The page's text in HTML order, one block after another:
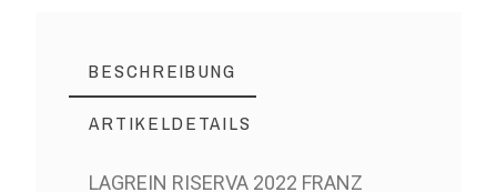
BESCHREIBUNG
ARTIKELDETAILS
LAGREIN RISERVA 2022 FRANZ